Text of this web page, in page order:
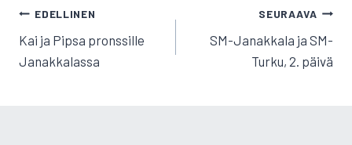
ARTIKKELIEN
SELAUS
EDELLINEN
Kai ja Pipsa pronssille
Janakkalassa
SEURAAVA
SM-Janakkala ja SM-
Turku, 2. päivä